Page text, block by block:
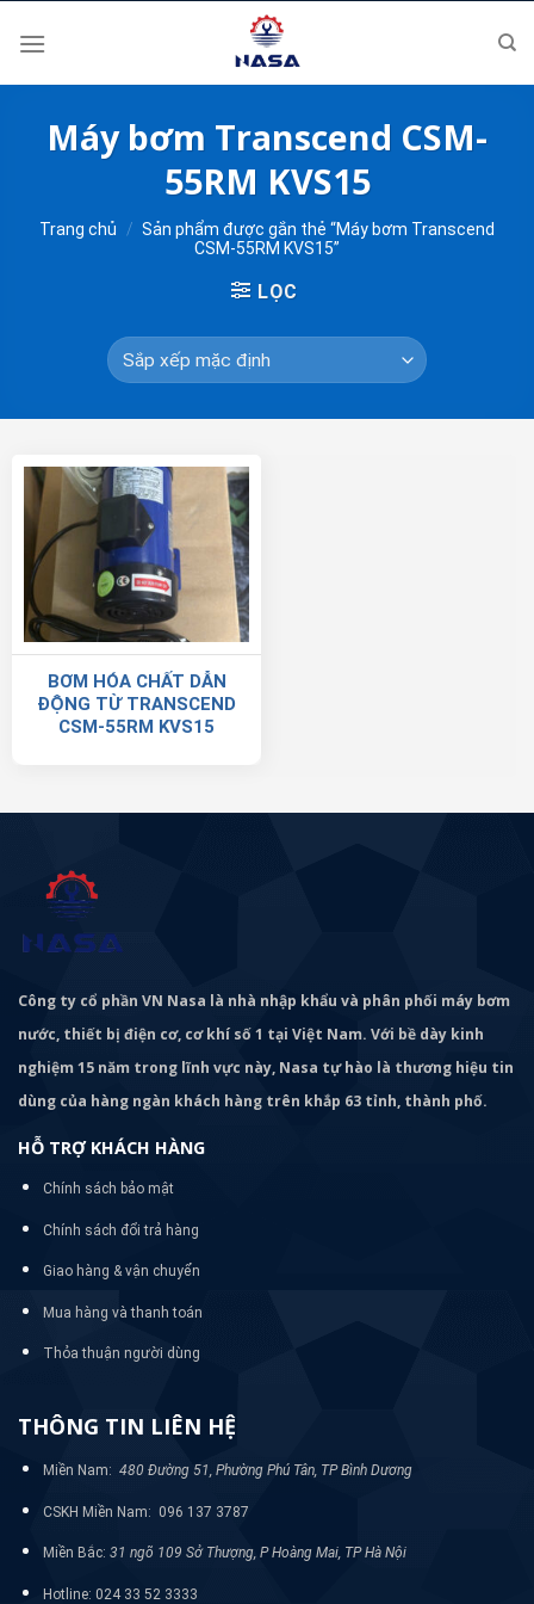
Máy bơm Transcend CSM-
55RM KVS15
Trang chủ / Sản phẩm được gắn thẻ “Máy bơm Transcend
CSM-55RM KVS15”
LỌC
BƠM HÓA CHẤT DẪN
ĐỘNG TỪ TRANSCEND
CSM-55RM KVS15
Công ty cổ phần VN Nasa là nhà nhập khẩu và phân phối máy bơm
nước, thiết bị điện cơ, cơ khí số 1 tại Việt Nam. Với bề dày kinh
nghiệm 15 năm trong lĩnh vực này, Nasa tự hào là thương hiệu tin
dùng của hàng ngàn khách hàng trên khắp 63 tỉnh, thành phố.
HỖ TRỢ KHÁCH HÀNG
Chính sách bảo mật
Chính sách đổi trả hàng
Giao hàng & vận chuyển
Mua hàng và thanh toán
Thỏa thuận người dùng
THÔNG TIN LIÊN HỆ
Miền Nam: 480 Đường 51, Phường Phú Tân, TP Bình Dương
CSKH Miền Nam: 096 137 3787
Miền Bắc: 31 ngõ 109 Sở Thượng, P Hoàng Mai, TP Hà Nội
Hotline: 024 33 52 3333